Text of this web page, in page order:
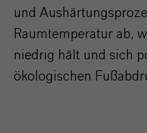
und
Raumtemperatur ab,
niedrig hält und sich
ökologischen